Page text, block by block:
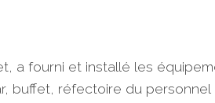
a fourni et installé les
buffet, réfectoire du personnel